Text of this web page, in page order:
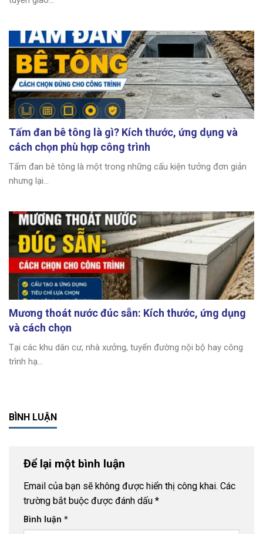
Tấm đan bê tông là gì? Kích thước, ứng dụng và
cách chọn phù hợp công trình
Tấm đan bê tông là một trong những cấu kiện tưởng đơn giản
nhưng lại...
Mương thoát nước đúc sẵn: Kích thước, ứng dụng
và cách chọn
Tại các khu dân cư, nhà xưởng, tuyến đường nội bộ hay công
trình hạ...
BÌNH LUẬN
Để lại một bình luận
Email của bạn sẽ không được hiển thị công khai. Các
trường bắt buộc được đánh dấu *
Bình luận *